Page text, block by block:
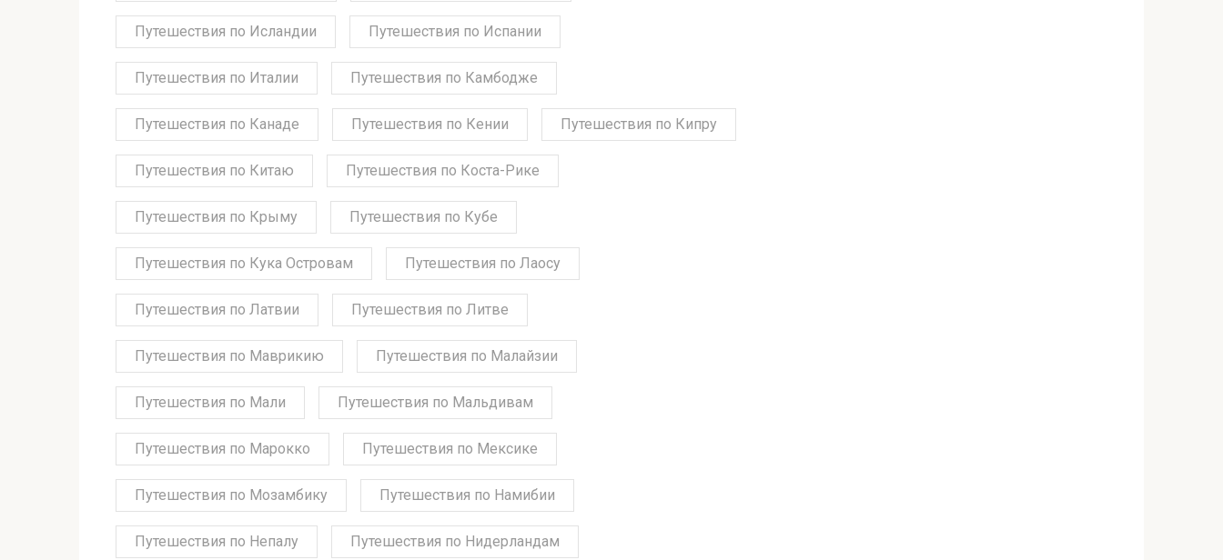
Путешествия по Исландии Путешествия по Испании
Путешествия по Италии Путешествия по Камбодже
Путешествия по Канаде Путешествия по Кении Путешествия по Кипру
Путешествия по Китаю Путешествия по Коста-Рике
Путешествия по Крыму Путешествия по Кубе
Путешествия по Кука Островам Путешествия по Лаосу
Путешествия по Латвии Путешествия по Литве
Путешествия по Маврикию Путешествия по Малайзии
Путешествия по Мали Путешествия по Мальдивам
Путешествия по Марокко Путешествия по Мексике
Путешествия по Мозамбику Путешествия по Намибии
Путешествия по Непалу Путешествия по Нидерландам